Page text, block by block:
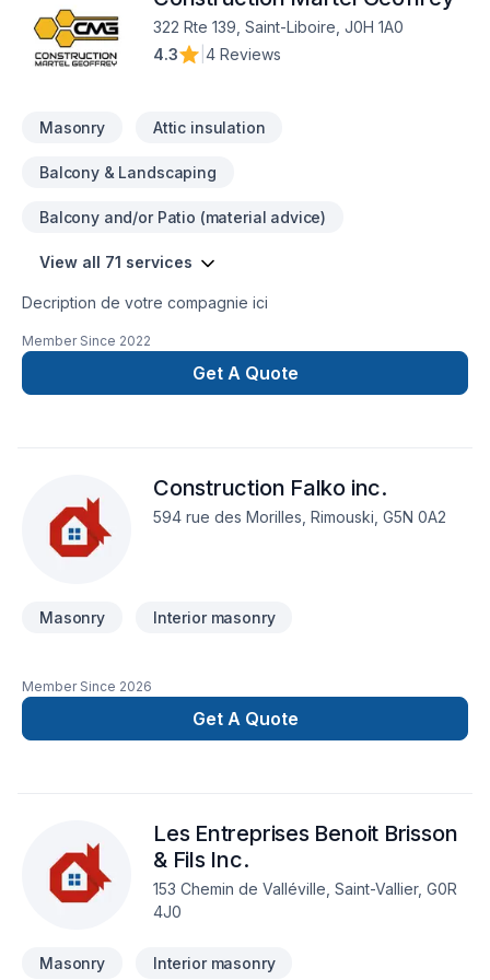
322 Rte 139, Saint-Liboire, J0H 1A0
4.3
4 Reviews
Masonry Attic insulation
Balcony & Landscaping
Balcony and/or Patio (material advice)
View all 71 services
Decription de votre compagnie ici
Member Since 2022
Get A Quote
Construction Falko inc.
594 rue des Morilles, Rimouski, G5N 0A2
Masonry Interior masonry
Member Since 2026
Get A Quote
Les Entreprises Benoit Brisson
& Fils Inc.
153 Chemin de Valléville, Saint-Vallier, G0R
4J0
Masonry Interior masonry